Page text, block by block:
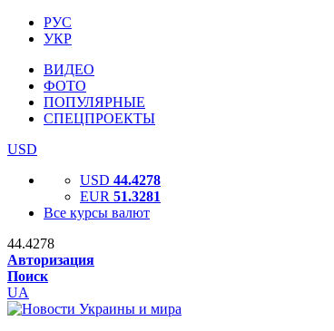
РУС
УКР
ВИДЕО
ФОТО
ПОПУЛЯРНЫЕ
СПЕЦПРОЕКТЫ
USD
USD 44.4278
EUR 51.3281
Все курсы валют
44.4278
Авторизация
Поиск
UA